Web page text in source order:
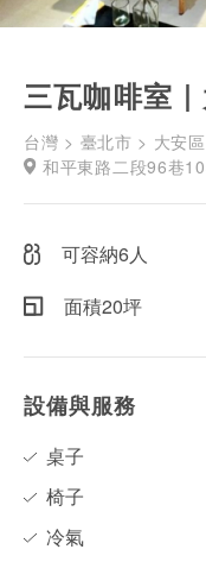
三瓦咖啡室
台灣 > 臺北市 > 大安區
和平東路二段96巷
可容納6人
面積20坪
設備與服務
桌子
椅子
冷氣